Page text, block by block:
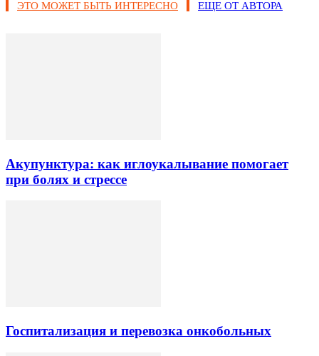
ЭТО МОЖЕТ БЫТЬ ИНТЕРЕСНО ЕЩЕ ОТ АВТОРА
Акупунктура: как иглоукалывание помогает
при болях и стрессе
Госпитализация и перевозка онкобольных